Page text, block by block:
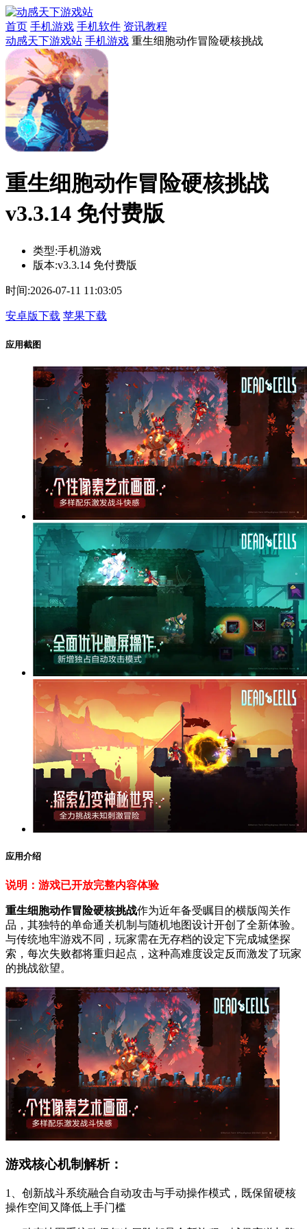
首页 手机游戏 手机软件 资讯教程
动感天下游戏站 手机游戏 重生细胞动作冒险硬核挑战
重生细胞动作冒险硬核挑战
v3.3.14 免付费版
类型:手机游戏
版本:v3.3.14 免付费版
时间:2026-07-11 11:03:05
安卓版下载 苹果下载
应用截图
应用介绍
说明：游戏已开放完整内容体验
重生细胞动作冒险硬核挑战作为近年备受瞩目的横版闯关作
品，其独特的单命通关机制与随机地图设计开创了全新体验。
与传统地牢游戏不同，玩家需在无存档的设定下完成城堡探
索，每次失败都将重归起点，这种高难度设定反而激发了玩家
的挑战欲望。
游戏核心机制解析：
1、创新战斗系统融合自动攻击与手动操作模式，既保留硬核
操作空间又降低上手门槛